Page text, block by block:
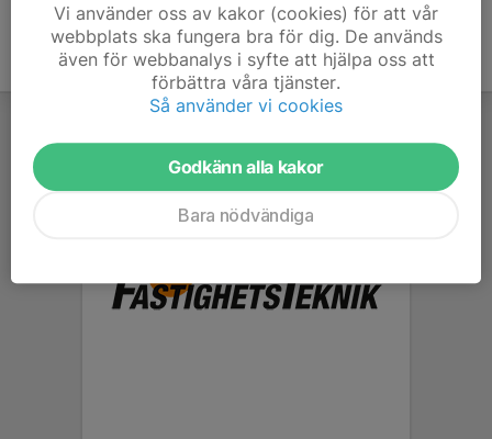
Vi använder oss av kakor (cookies) för att vår
webbplats ska fungera bra för dig. De används
även för webbanalys i syfte att hjälpa oss att
förbättra våra tjänster.
Så använder vi cookies
Godkänn alla kakor
Bara nödvändiga